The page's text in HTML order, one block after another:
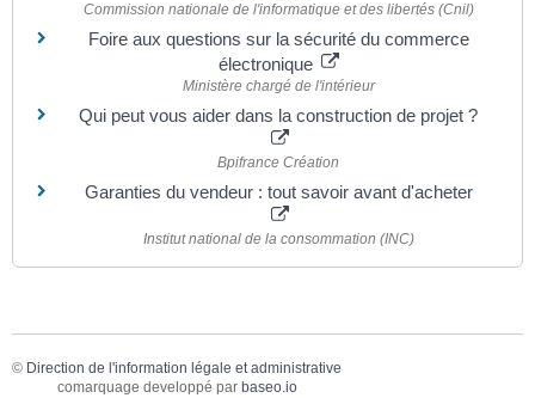
Commission nationale de l'informatique et des libertés (Cnil)
Foire aux questions sur la sécurité du commerce
électronique
Ministère chargé de l'intérieur
Qui peut vous aider dans la construction de projet ?
Bpifrance Création
Garanties du vendeur : tout savoir avant d'acheter
Institut national de la consommation (INC)
© Direction de l'information légale et administrative
comarquage developpé par baseo.io